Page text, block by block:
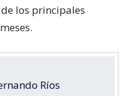
los principales
Ríos